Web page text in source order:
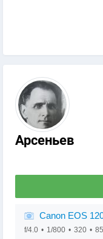
Арсеньев
Canon EOS
f/4.0 1/800 320